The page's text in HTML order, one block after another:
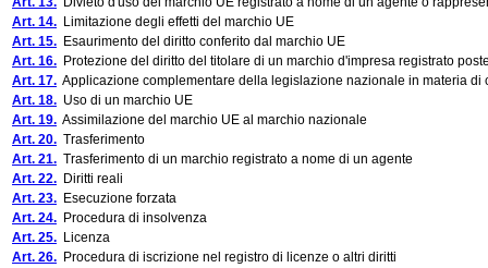
Art. 14. Limitazione degli effetti del marchio UE
Art. 15. Esaurimento del diritto conferito dal marchio UE
Art. 16. Protezione del diritto del titolare di un marchio d'impresa registrato
Art. 17. Applicazione complementare della legislazione nazionale in materia di
Art. 18. Uso di un marchio UE
Art. 19. Assimilazione del marchio UE al marchio nazionale
Art. 20. Trasferimento
Art. 21. Trasferimento di un marchio registrato a nome di un agente
Art. 22. Diritti reali
Art. 23. Esecuzione forzata
Art. 24. Procedura di insolvenza
Art. 25. Licenza
Art. 26. Procedura di iscrizione nel registro di licenze o altri diritti